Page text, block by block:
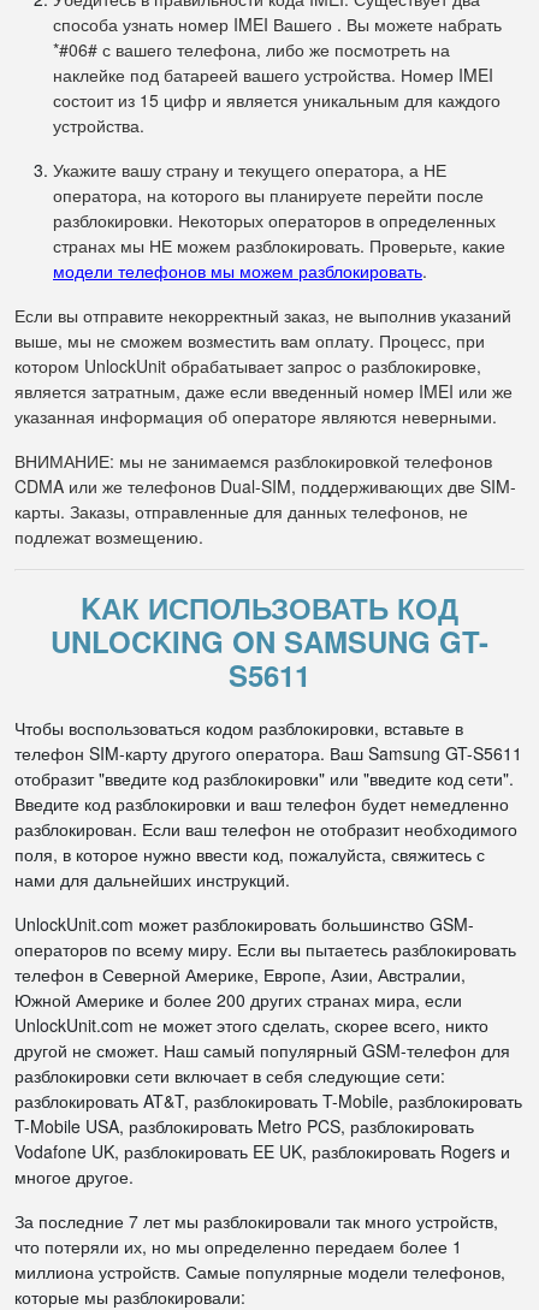
способа узнать номер IMEI Вашего . Вы можете набрать
*#06# с вашего телефона, либо же посмотреть на
наклейке под батареей вашего устройства. Номер IMEI
состоит из 15 цифр и является уникальным для каждого
устройства.
Укажите вашу страну и текущего оператора, а НЕ
оператора, на которого вы планируете перейти после
разблокировки. Некоторых операторов в определенных
странах мы НЕ можем разблокировать. Проверьте, какие
модели телефонов мы можем разблокировать.
Если вы отправите некорректный заказ, не выполнив указаний
выше, мы не сможем возместить вам оплату. Процесс, при
котором UnlockUnit обрабатывает запрос о разблокировке,
является затратным, даже если введенный номер IMEI или же
указанная информация об операторе являются неверными.
ВНИМАНИЕ: мы не занимаемся разблокировкой телефонов
CDMA или же телефонов Dual-SIM, поддерживающих две SIM-
карты. Заказы, отправленные для данных телефонов, не
подлежат возмещению.
KАК ИСПОЛЬЗОВАТЬ КОД
UNLOCKING ON SAMSUNG GT-
S5611
Чтобы воспользоваться кодом разблокировки, вставьте в
телефон SIM-карту другого оператора. Ваш Samsung GT-S5611
отобразит "введите код разблокировки" или "введите код сети".
Введите код разблокировки и ваш телефон будет немедленно
разблокирован. Если ваш телефон не отобразит необходимого
поля, в которое нужно ввести код, пожалуйста, свяжитесь с
нами для дальнейших инструкций.
UnlockUnit.com может разблокировать большинство GSM-
операторов по всему миру. Если вы пытаетесь разблокировать
телефон в Северной Америке, Европе, Азии, Австралии,
Южной Америке и более 200 других странах мира, если
UnlockUnit.com не может этого сделать, скорее всего, никто
другой не сможет. Наш самый популярный GSM-телефон для
разблокировки сети включает в себя следующие сети:
разблокировать AT&T, разблокировать T-Mobile, разблокировать
T-Mobile USA, разблокировать Metro PCS, разблокировать
Vodafone UK, разблокировать EE UK, разблокировать Rogers и
многое другое.
За последние 7 лет мы разблокировали так много устройств,
что потеряли их, но мы определенно передаем более 1
миллиона устройств. Самые популярные модели телефонов,
которые мы разблокировали: